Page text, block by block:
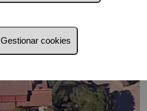
Gestionar cookies